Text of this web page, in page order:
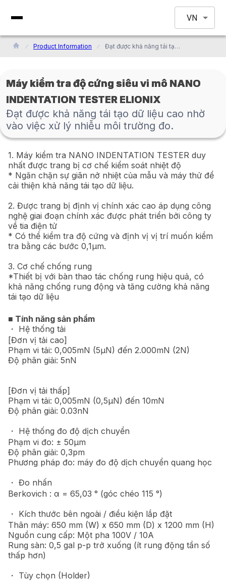
VN
Product Information Đạt được khả năng tái tạo dữ liệu cao nhờ vào việc xử lý nhiễu môi trường đo.
Máy kiểm tra độ cứng siêu vi mô NANO
INDENTATION TESTER ELIONIX
Đạt được khả năng tái tạo dữ liệu cao nhờ
vào việc xử lý nhiễu môi trường đo.
1. Máy kiểm tra NANO INDENTATION TESTER duy
nhất được trang bị cơ chế kiểm soát nhiệt độ
* Ngăn chặn sự giãn nở nhiệt của mẫu và máy thử để
cải thiện khả năng tái tạo dữ liệu.
2. Được trang bị định vị chính xác cao áp dụng công
nghệ giai đoạn chính xác được phát triển bởi công ty
về tia điện tử
* Có thể kiểm tra độ cứng và định vị vị trí muốn kiểm
tra bằng các bước 0,1µm.
3. Cơ chế chống rung
*Thiết bị với bàn thao tác chống rung hiệu quả, có
khả năng chống rung động và tăng cường khả năng
tái tạo dữ liệu
■ Tính năng sản phẩm
・ Hệ thống tải
[Đơn vị tải cao]
Phạm vi tải: 0,005mN (5μN) đến 2.000mN (2N)
Độ phân giải: 5nN
[Đơn vị tải thấp]
Phạm vi tải: 0,005mN (0,5μN) đến 10mN
Độ phân giải: 0.03nN
・ Hệ thống đo độ dịch chuyển
Phạm vi đo: ± 50μm
Độ phân giải: 0,3pm
Phương pháp đo: máy đo độ dịch chuyển quang học
・ Đo nhấn
Berkovich : α = 65,03 ° (góc chéo 115 °)
・ Kích thước bên ngoài / điều kiện lắp đặt
Thân máy: 650 mm (W) x 650 mm (D) x 1200 mm (H)
Nguồn cung cấp: Một pha 100V / 10A
Rung sàn: 0,5 gal p-p trở xuống (ít rung động tần số
thấp hơn)
・ Tùy chọn (Holder)